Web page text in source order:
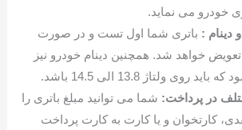
خودرو می نماید.
دینام : باتری شما اول تست و در صورت
خواهد شد. همچنین دینام خودرو نیز
روی ولتاژ 13.8 الی 14.5 باشد.
در پرداخت: شما می توانید مبلغ باتری را
کارتخوان و یا کارت به کارت پرداخت